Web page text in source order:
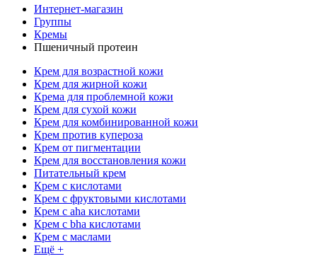
Интернет-магазин
Группы
Кремы
Пшеничный протеин
Крем для возрастной кожи
Крем для жирной кожи
Крема для проблемной кожи
Крем для сухой кожи
Крем для комбинированной кожи
Крем против купероза
Крем от пигментации
Крем для восстановления кожи
Питательный крем
Крем с кислотами
Крем с фруктовыми кислотами
Крем с aha кислотами
Крем с bha кислотами
Крем с маслами
Ещё +